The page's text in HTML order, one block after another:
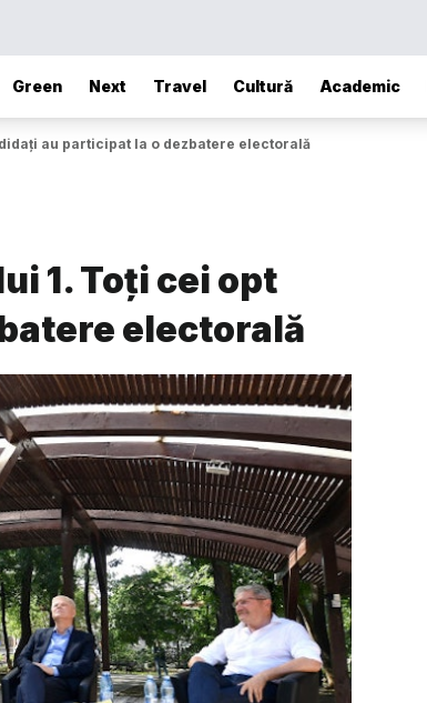
Green Next Travel Cultură Academic
au participat la o dezbatere electorală
1. Toți cei opt
electorală